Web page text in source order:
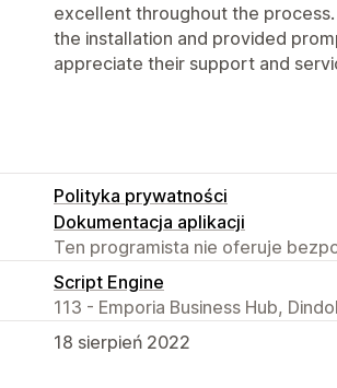
excellent throughout the
the installation and provided
appreciate their support and
Polityka prywatności
Dokumentacja aplikacji
Ten programista nie oferuje
Script Engine
113 - Emporia Business Hub,
18 sierpień 2022